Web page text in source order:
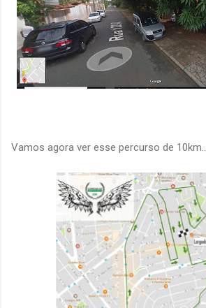
Vamos agora ver esse percurso de 10km...